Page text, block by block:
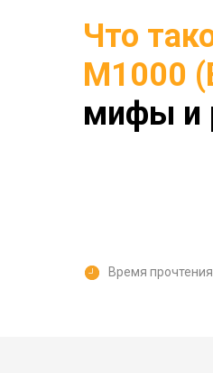
Что
М1000
мифы и
Время